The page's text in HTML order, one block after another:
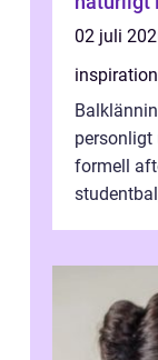
02 juli
inspiration
personligt
formell